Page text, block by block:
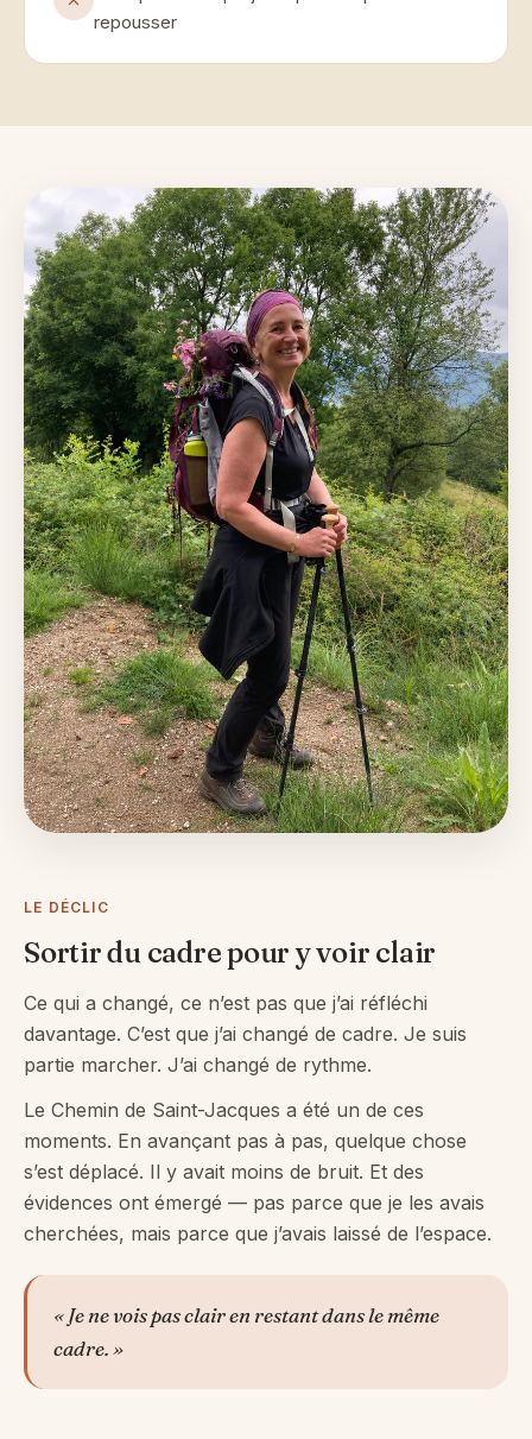
repousser
LE DÉCLIC
Sortir du cadre pour y voir clair
Ce qui a changé, ce n’est pas que j’ai réfléchi
davantage. C’est que j’ai changé de cadre. Je suis
partie marcher. J’ai changé de rythme.
Le Chemin de Saint-Jacques a été un de ces
moments. En avançant pas à pas, quelque chose
s’est déplacé. Il y avait moins de bruit. Et des
évidences ont émergé — pas parce que je les avais
cherchées, mais parce que j’avais laissé de l’espace.
« Je ne vois pas clair en restant dans le même
cadre. »